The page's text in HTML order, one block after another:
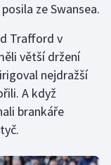
ze Swansea.
Trafford v
větší držení
nejdražší
A když
brankáře